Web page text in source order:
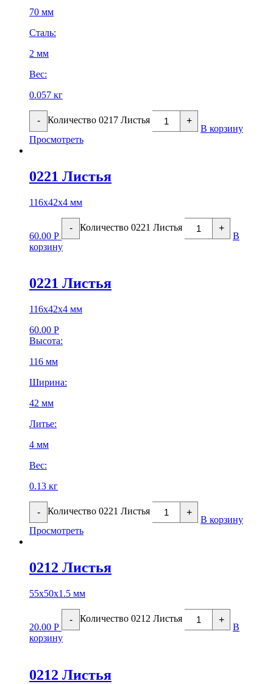
70 мм
Сталь:
2 мм
Вес:
0.057 кг
- Количество 0217 Листья +
В корзину
Просмотреть
0221 Листья
116х42х4 мм
60.00 Р
- Количество 0221 Листья +
В
корзину
0221 Листья
116х42х4 мм
60.00 Р
Высота:
116 мм
Ширина:
42 мм
Литье:
4 мм
Вес:
0.13 кг
- Количество 0221 Листья +
В корзину
Просмотреть
0212 Листья
55х50х1.5 мм
20.00 Р
- Количество 0212 Листья +
В
корзину
0212 Листья